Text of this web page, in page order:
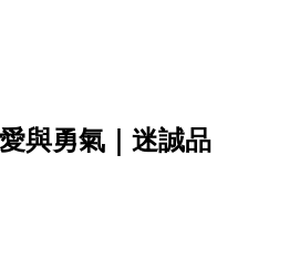
與勇氣｜迷誠品